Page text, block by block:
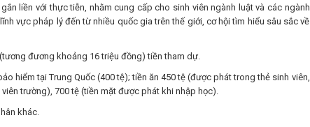
liền với thực tiễn, nhằm cung cấp cho sinh viên ngành luật và các ngành
vực pháp lý đến từ nhiều quốc gia trên thế giới, cơ hội tìm hiểu sâu sắc về
đương khoảng 16 triệu đồng) tiền tham dự.
hiểm tại Trung Quốc (400 tệ); tiền ăn 450 tệ (được phát trong thẻ sinh viên,
trường), 700 tệ (tiền mặt được phát khi nhập học).
khác.